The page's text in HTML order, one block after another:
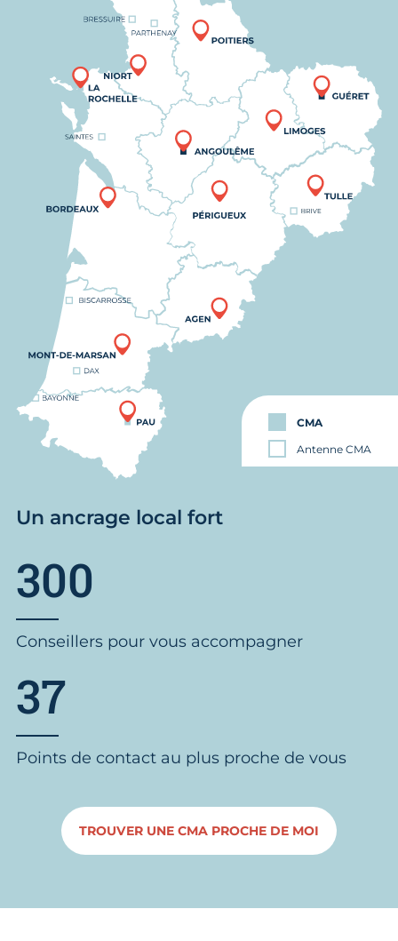
CMA
Antenne CMA
Un ancrage local fort
300
Conseillers pour vous accompagner
37
Points de contact au plus proche de vous
TROUVER UNE CMA PROCHE DE MOI